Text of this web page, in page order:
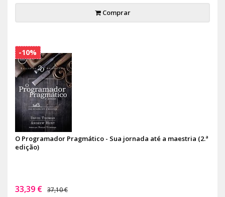
Comprar
O Programador Pragmático - Sua jornada até a maestria (2.ª
edição)
33,39 € 37,10 €
-10%